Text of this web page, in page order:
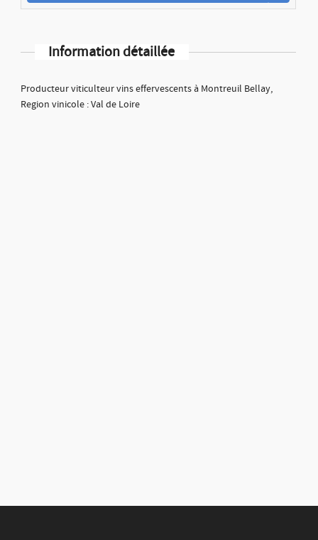
Information détaillée
Producteur viticulteur vins effervescents à Montreuil Bellay,
Region vinicole : Val de Loire